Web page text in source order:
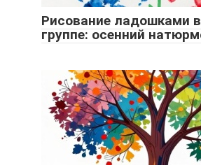
Рисование ладошками
группе: осенний